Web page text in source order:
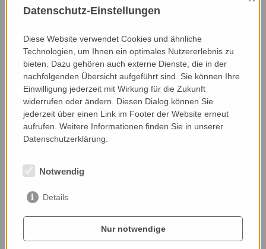
Datenschutz-Einstellungen
Diese Website verwendet Cookies und ähnliche
Technologien, um Ihnen ein optimales Nutzererlebnis zu
bieten. Dazu gehören auch externe Dienste, die in der
nachfolgenden Übersicht aufgeführt sind. Sie können Ihre
Einwilligung jederzeit mit Wirkung für die Zukunft
widerrufen oder ändern. Diesen Dialog können Sie
jederzeit über einen Link im Footer der Website erneut
aufrufen. Weitere Informationen finden Sie in unserer
Datenschutzerklärung.
Notwendig
Details
Nur notwendige